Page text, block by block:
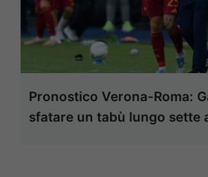
Pronostico Verona-Roma:
sfatare un tabù lungo sette